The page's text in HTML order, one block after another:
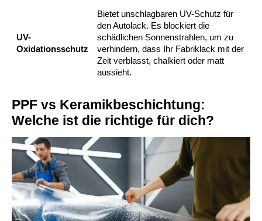
UV-
Oxidationsschutz
Bietet unschlagbaren UV-Schutz für
den Autolack. Es blockiert die
schädlichen Sonnenstrahlen, um zu
verhindern, dass Ihr Fabriklack mit der
Zeit verblasst, chalkiert oder matt
aussieht.
PPF vs Keramikbeschichtung:
Welche ist die richtige für dich?